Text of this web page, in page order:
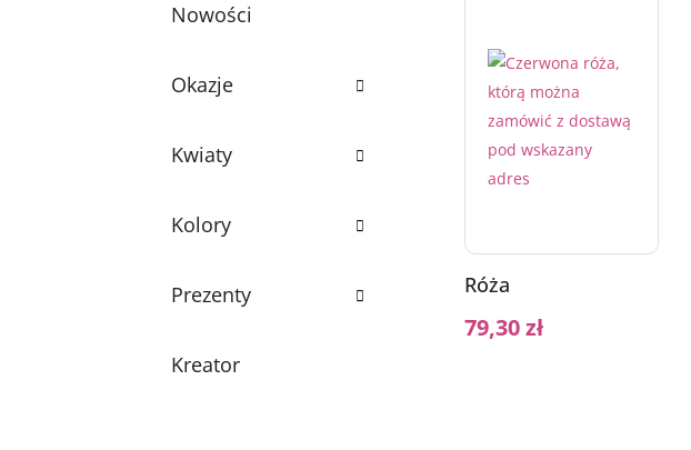
Nowości
Okazje
Kwiaty
Kolory
Prezenty
Kreator
Róża
79,30zł